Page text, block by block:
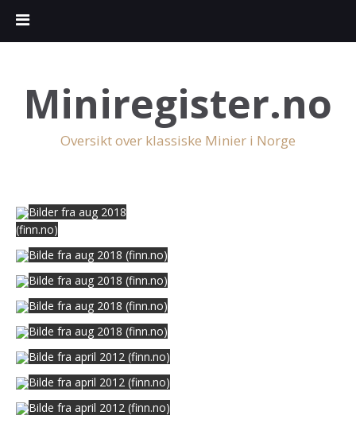
Miniregister.no
Oversikt over klassiske Minier i Norge
Bilder fra aug 2018
(finn.no)
Bilde fra aug 2018 (finn.no)
Bilde fra aug 2018 (finn.no)
Bilde fra aug 2018 (finn.no)
Bilde fra aug 2018 (finn.no)
Bilde fra april 2012 (finn.no)
Bilde fra april 2012 (finn.no)
Bilde fra april 2012 (finn.no)